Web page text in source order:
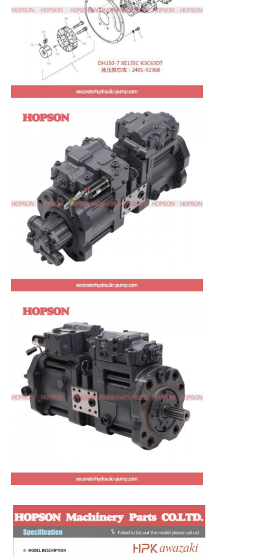
例
PRIVACY
POLICY